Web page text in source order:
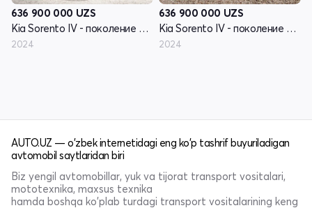
636 900 000 UZS
Kia Sorento IV - поколение рестайлинг
2024
636 900 000 UZS
Kia Sorento IV - поколение рестайлинг
2024
AUTO.UZ — o'zbek internetidagi eng ko'p tashrif buyuriladigan
avtomobil saytlaridan biri
Biz yengil avtomobillar, yuk va tijorat transport vositalari,
mototexnika, maxsus texnika
hamda boshqa ko'plab turdagi transport vositalarining keng